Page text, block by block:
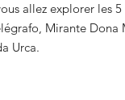
allez explorer les
Mirante
Urca.